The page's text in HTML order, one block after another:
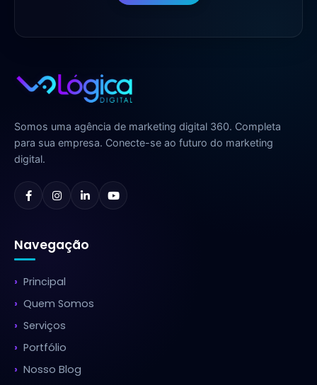
Somos uma agência de marketing digital 360. Completa
para sua empresa. Conecte-se ao futuro do marketing
digital.
Navegação
Principal
Quem Somos
Serviços
Portfólio
Nosso Blog